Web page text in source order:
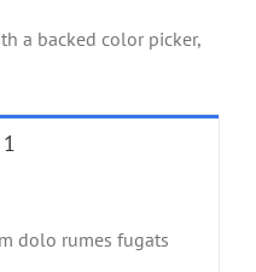
a backed color picker,
dolo rumes fugats